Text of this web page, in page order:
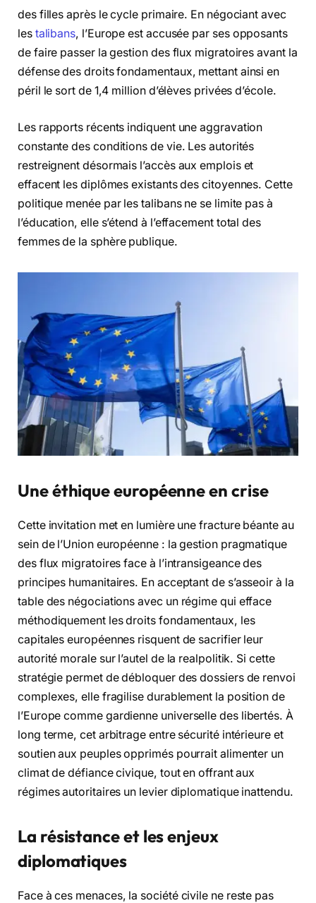
des filles après le cycle primaire. En négociant avec
les talibans, l’Europe est accusée par ses opposants
de faire passer la gestion des flux migratoires avant la
défense des droits fondamentaux, mettant ainsi en
péril le sort de 1,4 million d’élèves privées d’école.
Les rapports récents indiquent une aggravation
constante des conditions de vie. Les autorités
restreignent désormais l’accès aux emplois et
effacent les diplômes existants des citoyennes. Cette
politique menée par les talibans ne se limite pas à
l’éducation, elle s’étend à l’effacement total des
femmes de la sphère publique.
Une éthique européenne en crise
Cette invitation met en lumière une fracture béante au
sein de l’Union européenne : la gestion pragmatique
des flux migratoires face à l’intransigeance des
principes humanitaires. En acceptant de s’asseoir à la
table des négociations avec un régime qui efface
méthodiquement les droits fondamentaux, les
capitales européennes risquent de sacrifier leur
autorité morale sur l’autel de la realpolitik. Si cette
stratégie permet de débloquer des dossiers de renvoi
complexes, elle fragilise durablement la position de
l’Europe comme gardienne universelle des libertés. À
long terme, cet arbitrage entre sécurité intérieure et
soutien aux peuples opprimés pourrait alimenter un
climat de défiance civique, tout en offrant aux
régimes autoritaires un levier diplomatique inattendu.
La résistance et les enjeux
diplomatiques
Face à ces menaces, la société civile ne reste pas